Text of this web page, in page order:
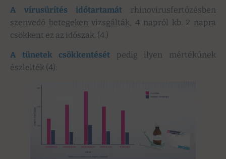
A vírusürítés időtartamát rhinovírusfertőzésben
szenvedő betegeken vizsgálták, 4 napról kb. 2 napra
csökkent ez az időszak. (4.)
A tünetek csökkentését pedig ilyen mértékűnek
észlelték (4):